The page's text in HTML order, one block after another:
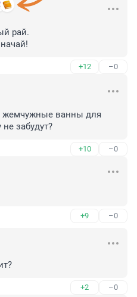
рай.
+12 –0
жемчужные ванны для
забудут?
+10 –0
+9 –0
+2 –0